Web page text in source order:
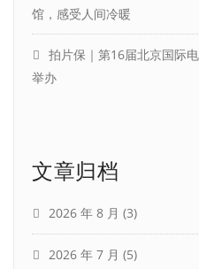
馆，感受人间冷暖
拍片保｜第16届北京国际
举办
文章归档
2026 年 8 月 (3)
2026 年 7 月 (5)